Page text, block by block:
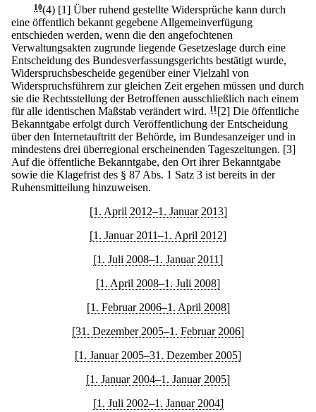
10(4) [1] Über ruhend gestellte Widersprüche kann durch
eine öffentlich bekannt gegebene Allgemeinverfügung
entschieden werden, wenn die den angefochtenen
Verwaltungsakten zugrunde liegende Gesetzeslage durch eine
Entscheidung des Bundesverfassungsgerichts bestätigt wurde,
Widerspruchsbescheide gegenüber einer Vielzahl von
Widerspruchsführern zur gleichen Zeit ergehen müssen und durch
sie die Rechtsstellung der Betroffenen ausschließlich nach einem
für alle identischen Maßstab verändert wird. 11 [2] Die öffentliche
Bekanntgabe erfolgt durch Veröffentlichung der Entscheidung
über den Internetauftritt der Behörde, im Bundesanzeiger und in
mindestens drei überregional erscheinenden Tageszeitungen. [3]
Auf die öffentliche Bekanntgabe, den Ort ihrer Bekanntgabe
sowie die Klagefrist des § 87 Abs. 1 Satz 3 ist bereits in der
Ruhensmitteilung hinzuweisen.
[1. April 2012–1. Januar 2013]
[1. Januar 2011–1. April 2012]
[1. Juli 2008–1. Januar 2011]
[1. April 2008–1. Juli 2008]
[1. Februar 2006–1. April 2008]
[31. Dezember 2005–1. Februar 2006]
[1. Januar 2005–31. Dezember 2005]
[1. Januar 2004–1. Januar 2005]
[1. Juli 2002–1. Januar 2004]